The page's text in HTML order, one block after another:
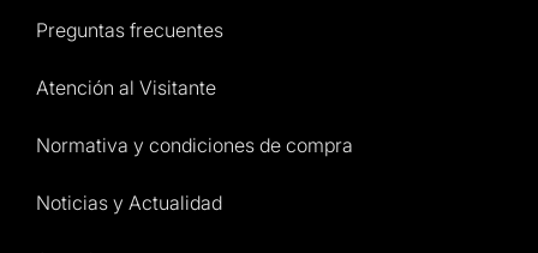
Preguntas frecuentes
Atención al Visitante
Normativa y condiciones de compra
Noticias y Actualidad